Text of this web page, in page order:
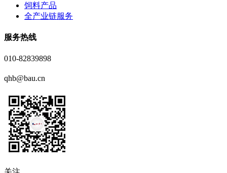
饲料产品
全产业链服务
服务热线
010-82839898
qhb@bau.cn